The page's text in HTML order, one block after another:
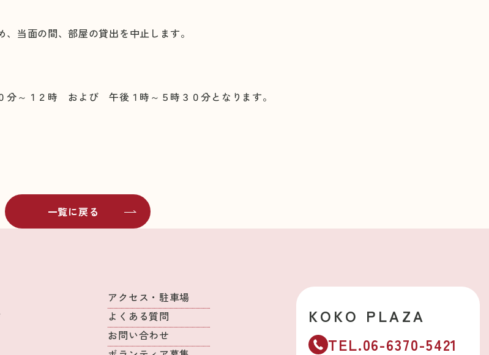
当面の間、部屋の貸出を中止します。
分～１２時 および 午後１時～５時３０分となります。
一覧に戻る
アクセス・駐車場
よくある質問
お問い合わせ
KOKO PLAZA
TEL.06-6370-5421